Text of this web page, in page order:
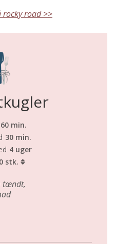
road >>
60 min.
30 min.
4 uger
stk.
tændt,